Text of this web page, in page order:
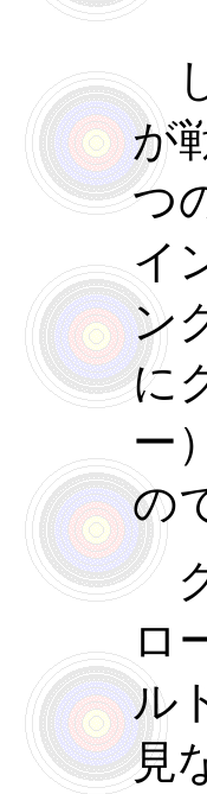
が
つ
イ
ン
に
ー
の
ロ
ル
見